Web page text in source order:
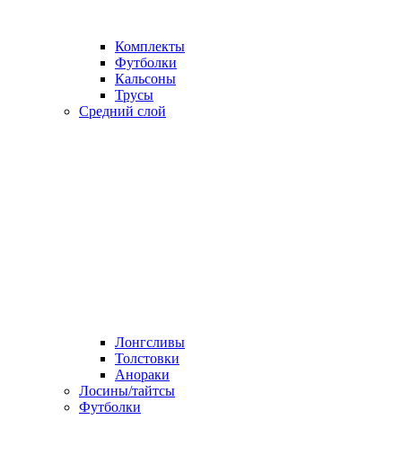
Комплекты
Футболки
Кальсоны
Трусы
Средний слой
Лонгсливы
Толстовки
Анораки
Лосины/тайтсы
Футболки